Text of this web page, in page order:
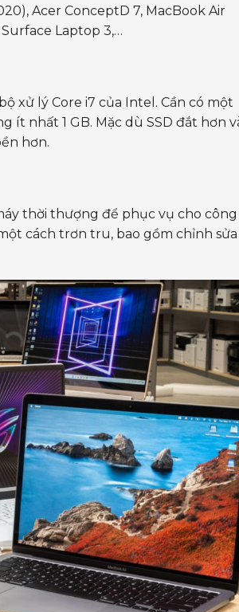
Acer ConceptD 7, MacBook Air
Surface Laptop 3,…
xử lý Core i7 của Intel. Cần có một
ít nhất 1 GB. Mặc dù SSD đắt hơn
hơn.
thời thượng để phục vụ cho công
cách trơn tru, bao gồm chỉnh sửa